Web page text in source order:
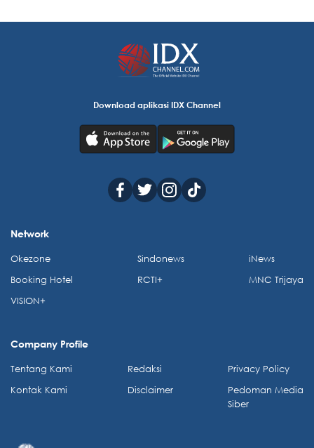
Download aplikasi IDX Channel
Network
Okezone
Booking Hotel
VISION+
Sindonews
RCTI+
iNews
MNC Trijaya
Company Profile
Tentang Kami
Kontak Kami
Redaksi
Disclaimer
Privacy Policy
Pedoman Media
Siber